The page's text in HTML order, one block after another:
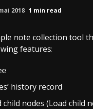
2018 1 min read
note collection tool
features:
history record
child nodes (Load child